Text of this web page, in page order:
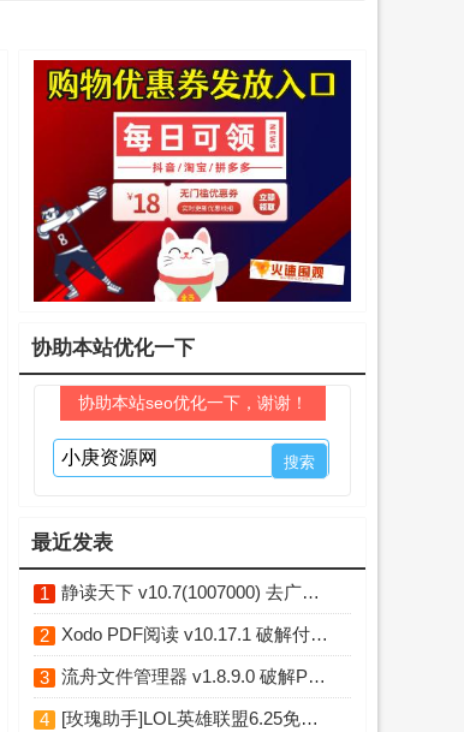
协助本站优化一下
协助本站seo优化一下，谢谢！
最近发表
1 静读天下 v10.7(1007000) 去广告破解版
2 Xodo PDF阅读 v10.17.1 破解付费专业版
3 流舟文件管理器 v1.8.9.0 破解Pro专业版
4 [玫瑰助手]LOL英雄联盟6.25免费换肤插件 Python版